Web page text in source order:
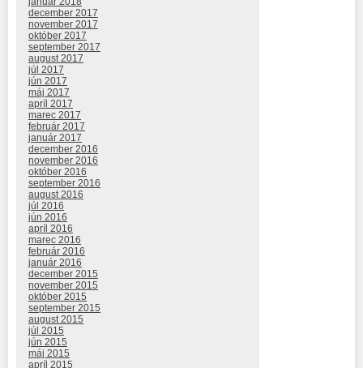
december 2017
november 2017
október 2017
september 2017
august 2017
júl 2017
jún 2017
máj 2017
apríl 2017
marec 2017
február 2017
január 2017
december 2016
november 2016
október 2016
september 2016
august 2016
júl 2016
jún 2016
apríl 2016
marec 2016
február 2016
január 2016
december 2015
november 2015
október 2015
september 2015
august 2015
júl 2015
jún 2015
máj 2015
apríl 2015